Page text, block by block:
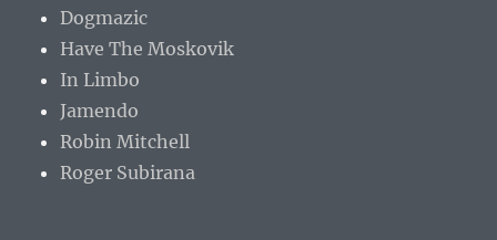
Dogmazic
Have The Moskovik
In Limbo
Jamendo
Robin Mitchell
Roger Subirana